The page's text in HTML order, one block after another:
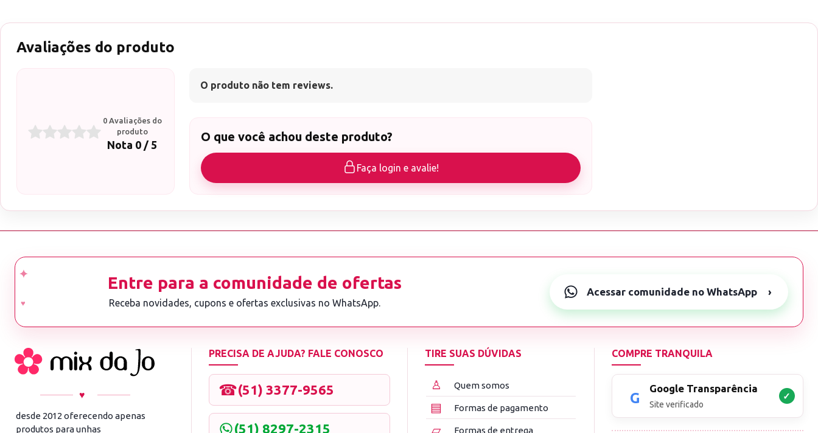
Avaliações do produto
0 Avaliações do
produto
Nota 0 / 5
O produto não tem reviews.
O que você achou deste produto?
Faça login e avalie!
Entre para a comunidade de ofertas
Receba novidades, cupons e ofertas exclusivas no WhatsApp.
Acessar comunidade no WhatsApp ›
♥
desde 2012 oferecendo apenas
produtos para unhas
PRECISA DE AJUDA? FALE CONOSCO
☎(51) 3377-9565
(51) 8297-2315
TIRE SUAS DÚVIDAS
♙ Quem somos
▤ Formas de pagamento
▱ Formas de entrega
COMPRE TRANQUILA
Google Transparência
Site verificado
✓